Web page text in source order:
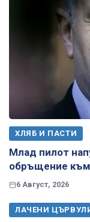
ХЛЯБ И ПАСТИ
Млад пилот
обръщение
6 Август, 2026
ЛАЧЕНИ